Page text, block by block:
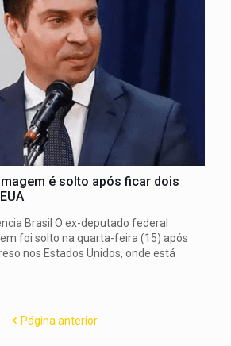
é solto após ficar dois
Brasil O ex-deputado federal
foi solto na quarta-feira (15) após
nos Estados Unidos, onde está
Página anterior